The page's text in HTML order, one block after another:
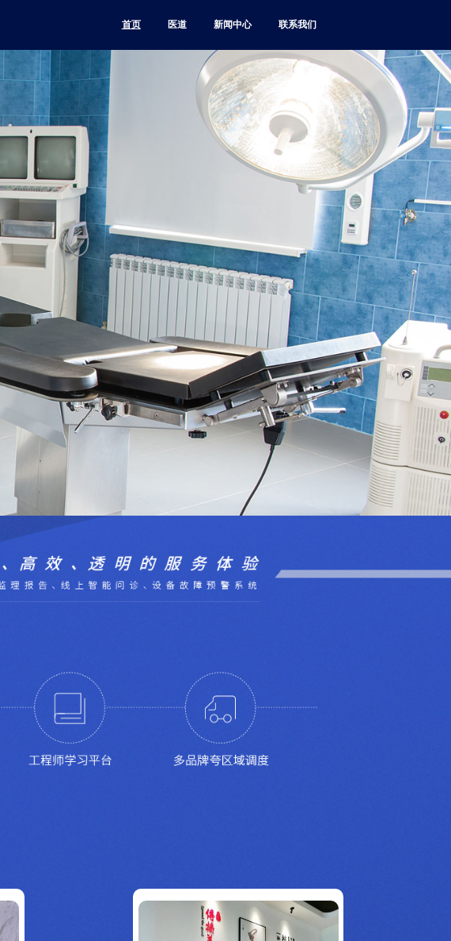
首页 医道 新闻中心 联系我们